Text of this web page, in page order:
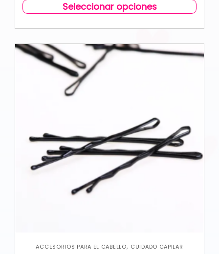
Seleccionar opciones
ACCESORIOS PARA EL CABELLO, CUIDADO CAPILAR